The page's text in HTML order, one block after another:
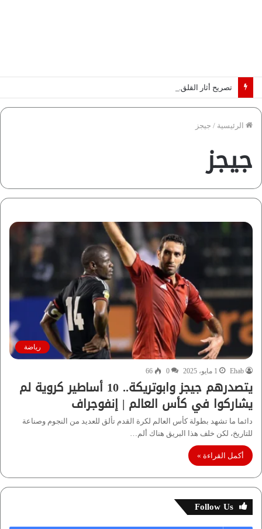
الرئيسية / جيجز
جيجز
رياضة
Ehab 1 مايو، 2025 0
66
يتصدرهم جيجز وابوتريكة.. 10 أساطير كروية لم
يشاركوا في كأس العالم | إنفوجراف
دائما ما تشهد بطولة كأس العالم لكرة القدم تألق للعديد من النجوم وصناعة
للتاريخ، لكن خلف هذا البريق هناك ألم…
أكمل القراءة »
Follow Us